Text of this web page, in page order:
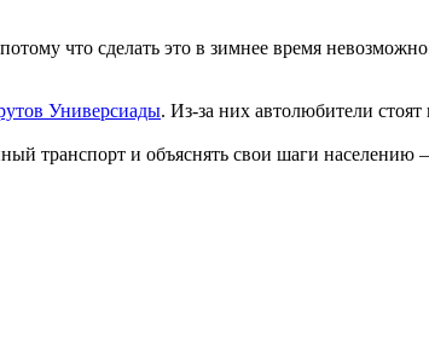
что сделать это в зимнее время
Универсиады. Из-за них автолюбители
транспорт и объяснять свои шаги населению